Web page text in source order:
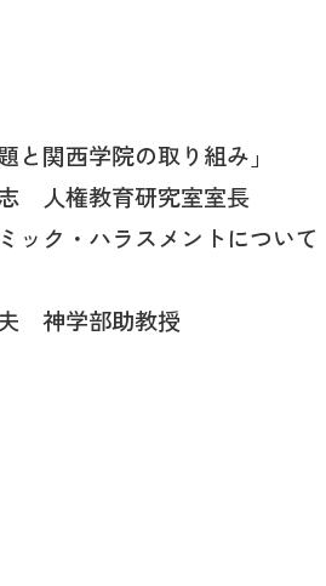
と関西学院の取り組み」
人権教育研究室室長
ック・ハラスメントについて
神学部助教授